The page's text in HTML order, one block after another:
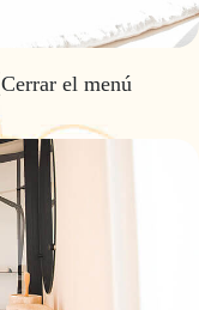
Cerrar el menú